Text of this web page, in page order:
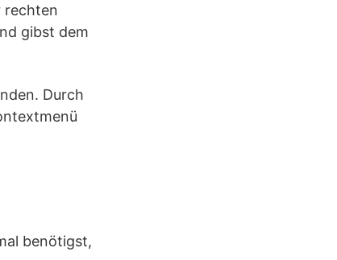
rechten
gibst dem
Durch
benötigst,